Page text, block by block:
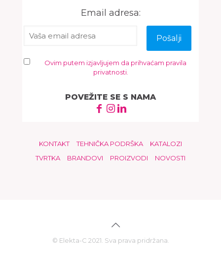
Email adresa:
Ovim putem izjavljujem da prihvaćam pravila
privatnosti.
POVEŽITE SE S NAMA
KONTAKT TEHNIČKA PODRŠKA
KATALOZI
TVRTKA
BRANDOVI PROIZVODI NOVOSTI
© Elekta-C 2021. Sva prava pridržana.